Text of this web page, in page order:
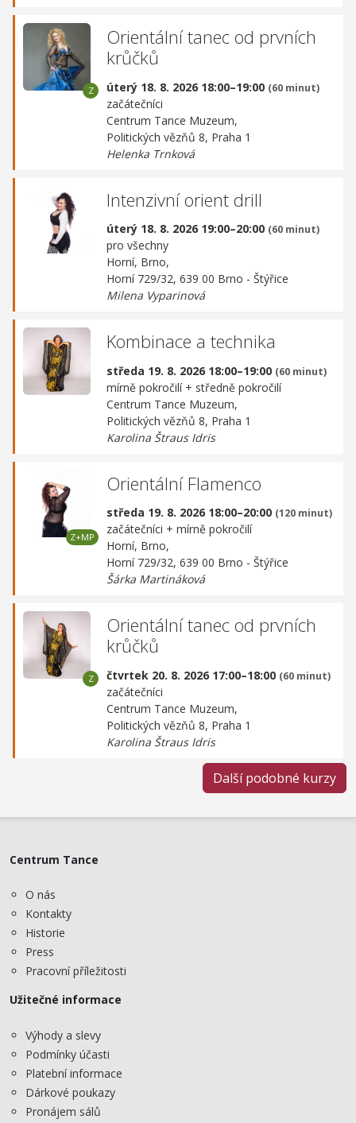
Orientální tanec od prvních
krůčků
úterý 18. 8. 2026 18:00–19:00 (60 minut)
začátečníci
Centrum Tance Muzeum,
Politických vězňů 8, Praha 1
Helenka Trnková
Intenzivní orient drill
úterý 18. 8. 2026 19:00–20:00 (60 minut)
pro všechny
Horní, Brno,
Horní 729/32, 639 00 Brno - Štýřice
Milena Vyparinová
Kombinace a technika
středa 19. 8. 2026 18:00–19:00 (60 minut)
mírně pokročilí + středně pokročilí
Centrum Tance Muzeum,
Politických vězňů 8, Praha 1
Karolina Štraus Idris
Orientální Flamenco
středa 19. 8. 2026 18:00–20:00 (120 minut)
začátečníci + mírně pokročilí
Horní, Brno,
Horní 729/32, 639 00 Brno - Štýřice
Šárka Martináková
Orientální tanec od prvních
krůčků
čtvrtek 20. 8. 2026 17:00–18:00 (60 minut)
začátečníci
Centrum Tance Muzeum,
Politických vězňů 8, Praha 1
Karolina Štraus Idris
Další podobné kurzy
Centrum Tance
O nás
Kontakty
Historie
Press
Pracovní příležitosti
Užitečné informace
Výhody a slevy
Podmínky účasti
Platební informace
Dárkové poukazy
Pronájem sálů